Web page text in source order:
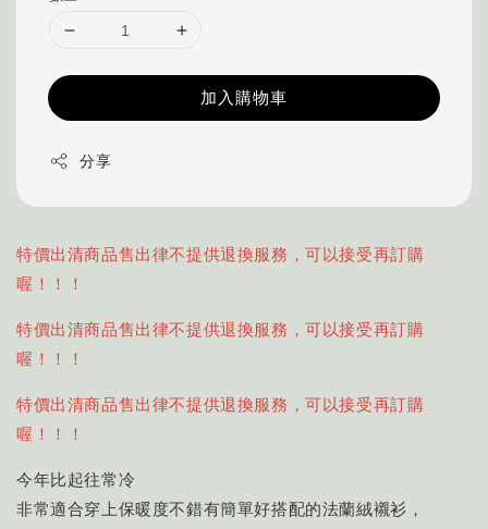
加入購物車
分享
特價出清商品售出律不提供退換服務，可以接受再訂購
喔！！！
特價出清商品售出律不提供退換服務，可以接受再訂購
喔！！！
特價出清商品售出律不提供退換服務，可以接受再訂購
喔！！！
今年比起往常冷
非常適合穿上保暖度不錯有簡單好搭配的法蘭絨襯衫，